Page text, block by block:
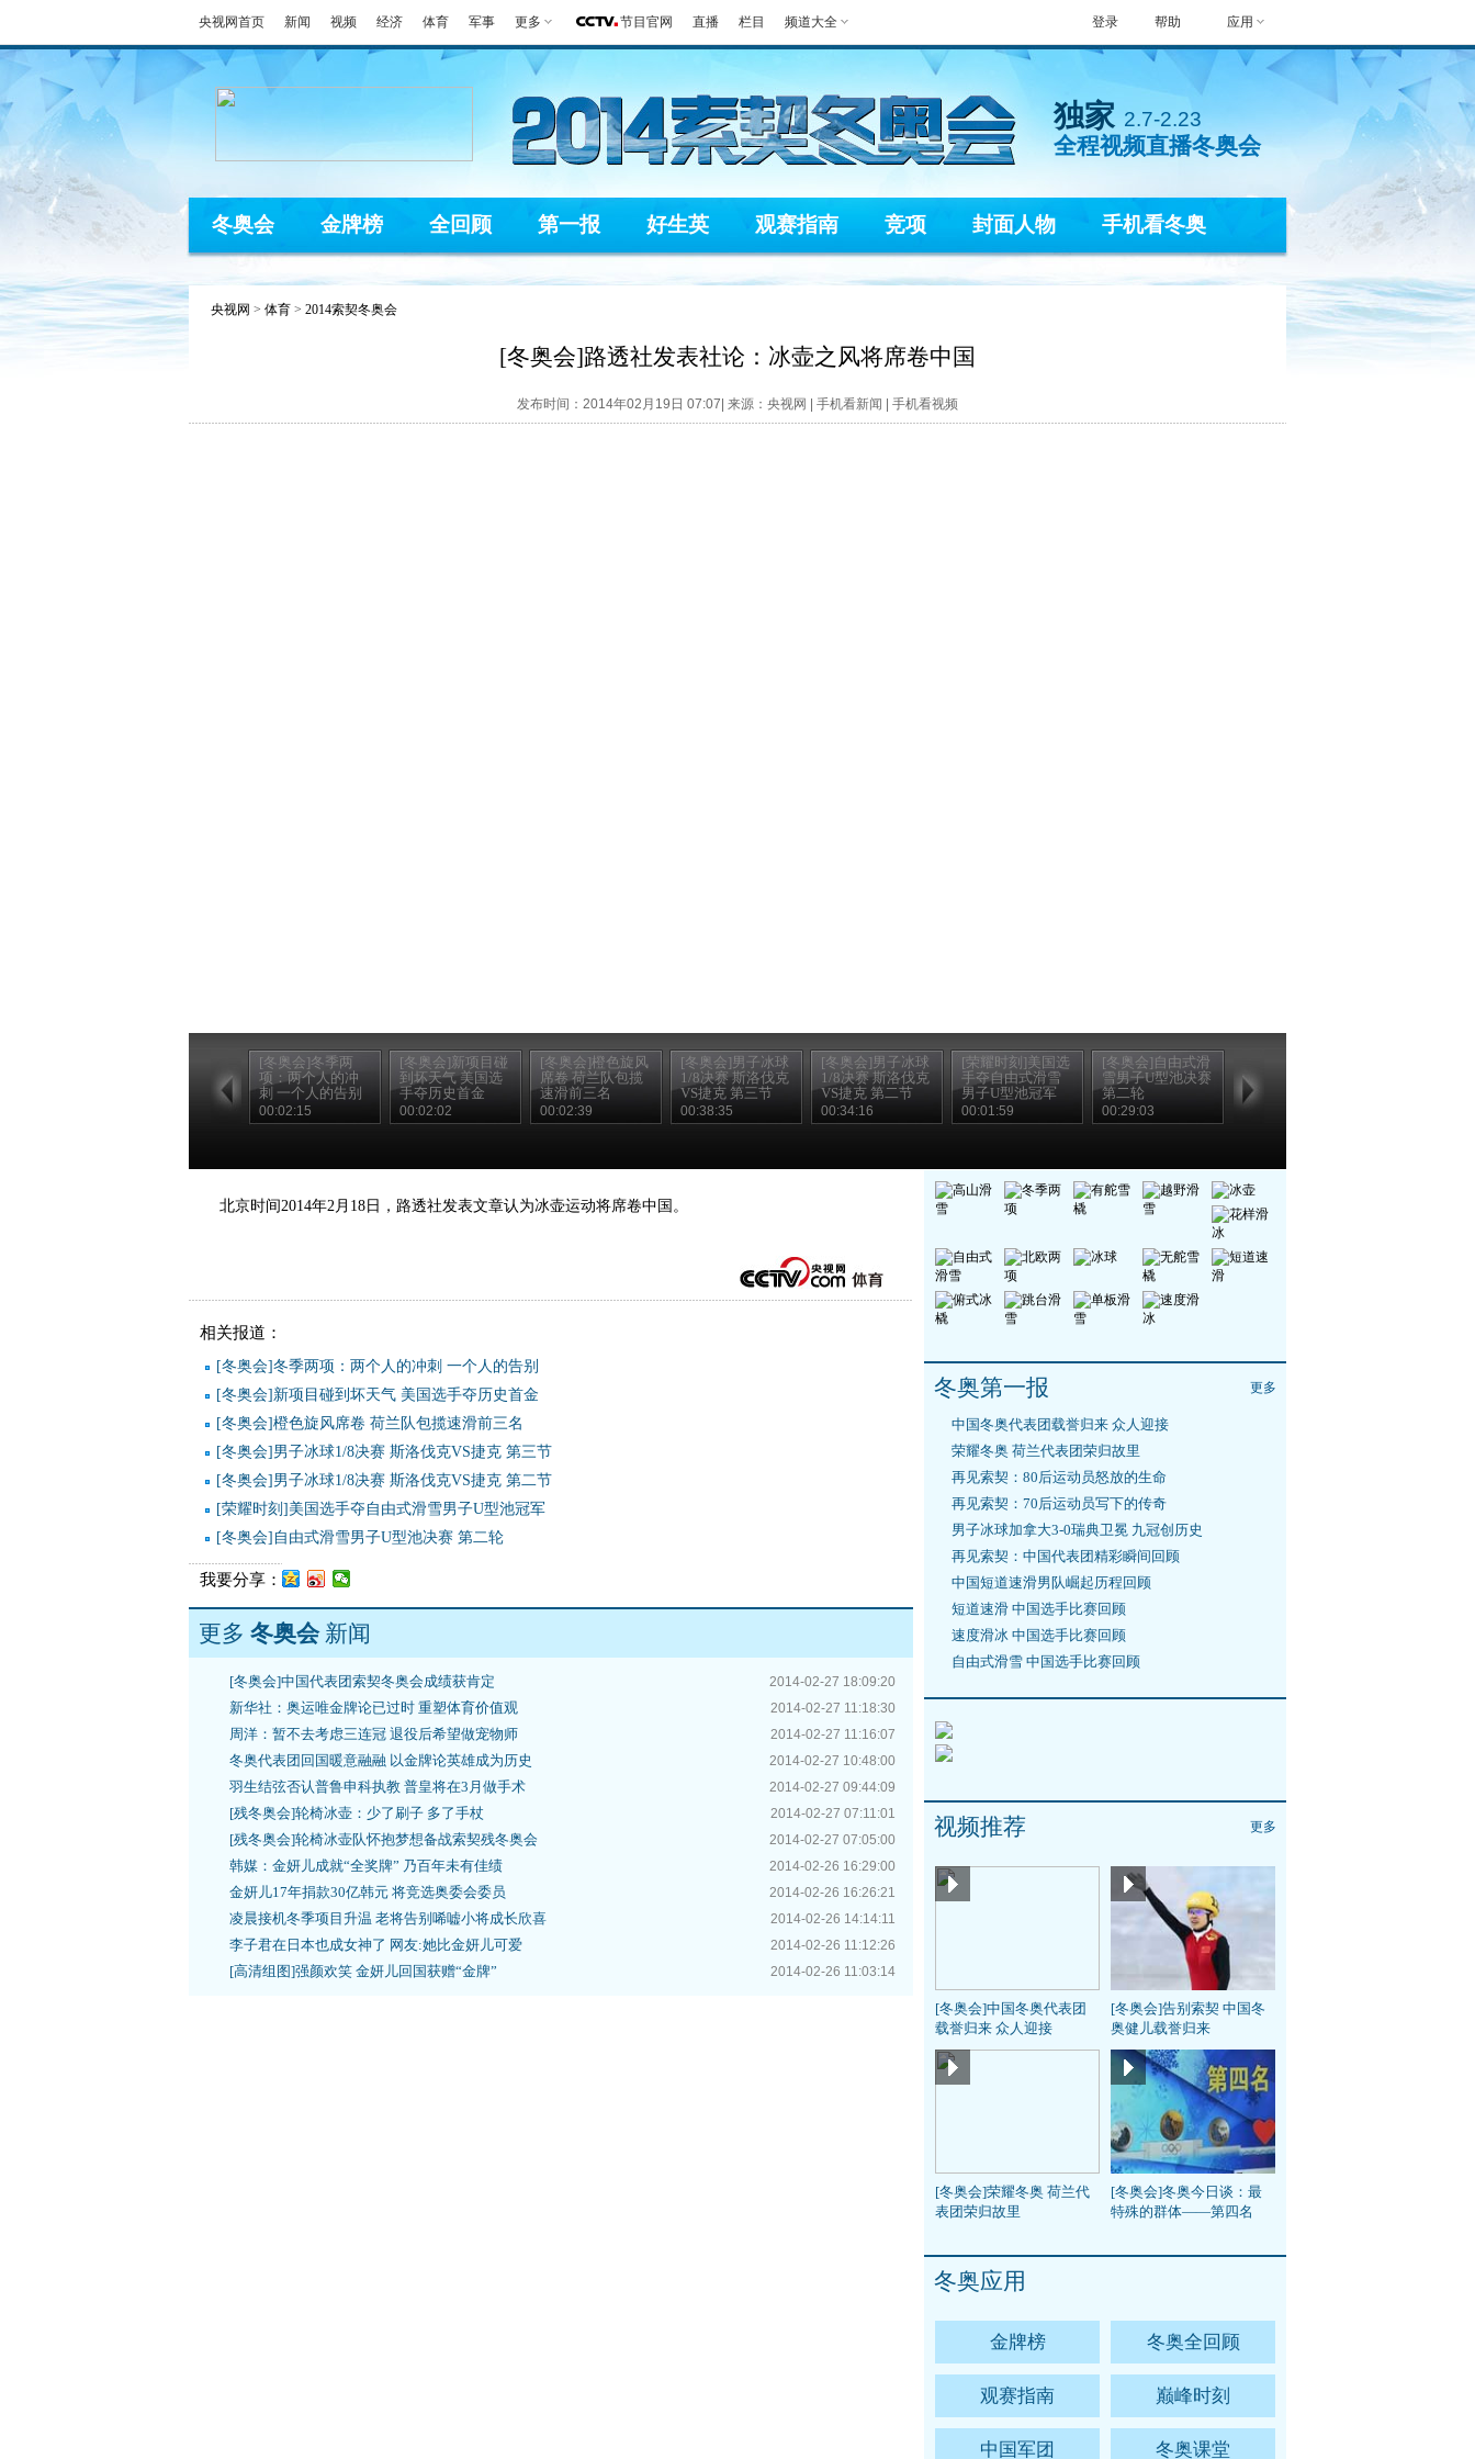
央视网首页 新闻 视频 经济 体育 军事 更多 节目官网 直播 栏目 频道大全 帮助 应用
登录
独家 2.7-2.23
全程视频直播冬奥会
冬奥会 金牌榜 全回顾 第一报 好生英 观赛指南 竞项 封面人物 手机看冬奥
央视网 > 体育 > 2014索契冬奥会
[冬奥会]路透社发表社论：冰壶之风将席卷中国
发布时间：2014年02月19日 07:07| 来源：央视网 | 手机看新闻 手机看视频
[冬奥会]冬季两
项：两个人的冲
刺 一个人的告别
00:02:15
[冬奥会]新项目碰
到坏天气 美国选
手夺历史首金
00:02:02
[冬奥会]橙色旋风
席卷 荷兰队包揽
速滑前三名
00:02:39
[冬奥会]男子冰球
1/8决赛 斯洛伐克
VS捷克 第三节
00:38:35
[冬奥会]男子冰球
1/8决赛 斯洛伐克
VS捷克 第二节
00:34:16
[荣耀时刻]美国选
手夺自由式滑雪
男子U型池冠军
00:01:59
[冬奥会]自由式滑
雪男子U型池决赛
第二轮
00:29:03
北京时间2014年2月18日，路透社发表文章认为冰壶运动将席卷中国。
相关报道：
[冬奥会]冬季两项：两个人的冲刺 一个人的告别
[冬奥会]新项目碰到坏天气 美国选手夺历史首金
[冬奥会]橙色旋风席卷 荷兰队包揽速滑前三名
[冬奥会]男子冰球1/8决赛 斯洛伐克VS捷克 第三节
[冬奥会]男子冰球1/8决赛 斯洛伐克VS捷克 第二节
[荣耀时刻]美国选手夺自由式滑雪男子U型池冠军
[冬奥会]自由式滑雪男子U型池决赛 第二轮
我要分享：
更多 冬奥会新闻
2014-02-27 18:09:20
[冬奥会]中国代表团索契冬奥会成绩获肯定
2014-02-27 11:18:30
新华社：奥运唯金牌论已过时 重塑体育价值观
2014-02-27 11:16:07
周洋：暂不去考虑三连冠 退役后希望做宠物师
2014-02-27 10:48:00
冬奥代表团回国暖意融融 以金牌论英雄成为历史
2014-02-27 09:44:09
羽生结弦否认普鲁申科执教 普皇将在3月做手术
2014-02-27 07:11:01
[残冬奥会]轮椅冰壶：少了刷子 多了手杖
2014-02-27 07:05:00
[残冬奥会]轮椅冰壶队怀抱梦想备战索契残冬奥会
2014-02-26 16:29:00
韩媒：金妍儿成就“全奖牌” 乃百年未有佳绩
2014-02-26 16:26:21
金妍儿17年捐款30亿韩元 将竞选奥委会委员
2014-02-26 14:14:11
凌晨接机冬季项目升温 老将告别唏嘘小将成长欣喜
2014-02-26 11:12:26
李子君在日本也成女神了 网友:她比金妍儿可爱
2014-02-26 11:03:14
[高清组图]强颜欢笑 金妍儿回国获赠“金牌”
冬奥第一报 更多
中国冬奥代表团载誉归来 众人迎接
荣耀冬奥 荷兰代表团荣归故里
再见索契：80后运动员怒放的生命
再见索契：70后运动员写下的传奇
男子冰球加拿大3-0瑞典卫冕 九冠创历史
再见索契：中国代表团精彩瞬间回顾
中国短道速滑男队崛起历程回顾
短道速滑 中国选手比赛回顾
速度滑冰 中国选手比赛回顾
自由式滑雪 中国选手比赛回顾
视频推荐 更多
[冬奥会]中国冬奥代表团
载誉归来 众人迎接
[冬奥会]告别索契 中国冬
奥健儿载誉归来
[冬奥会]荣耀冬奥 荷兰代
表团荣归故里
[冬奥会]冬奥今日谈：最
特殊的群体——第四名
冬奥应用
金牌榜 冬奥全回顾
观赛指南 巅峰时刻
中国军团 冬奥课堂